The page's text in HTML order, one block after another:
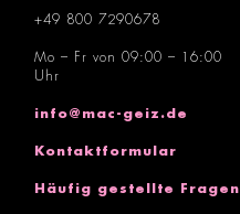
+49 800 7290678
Mo – Fr von 09:00 – 16:00
Uhr
info@mac-geiz.de
Kontaktformular
Häufig gestellte Fragen